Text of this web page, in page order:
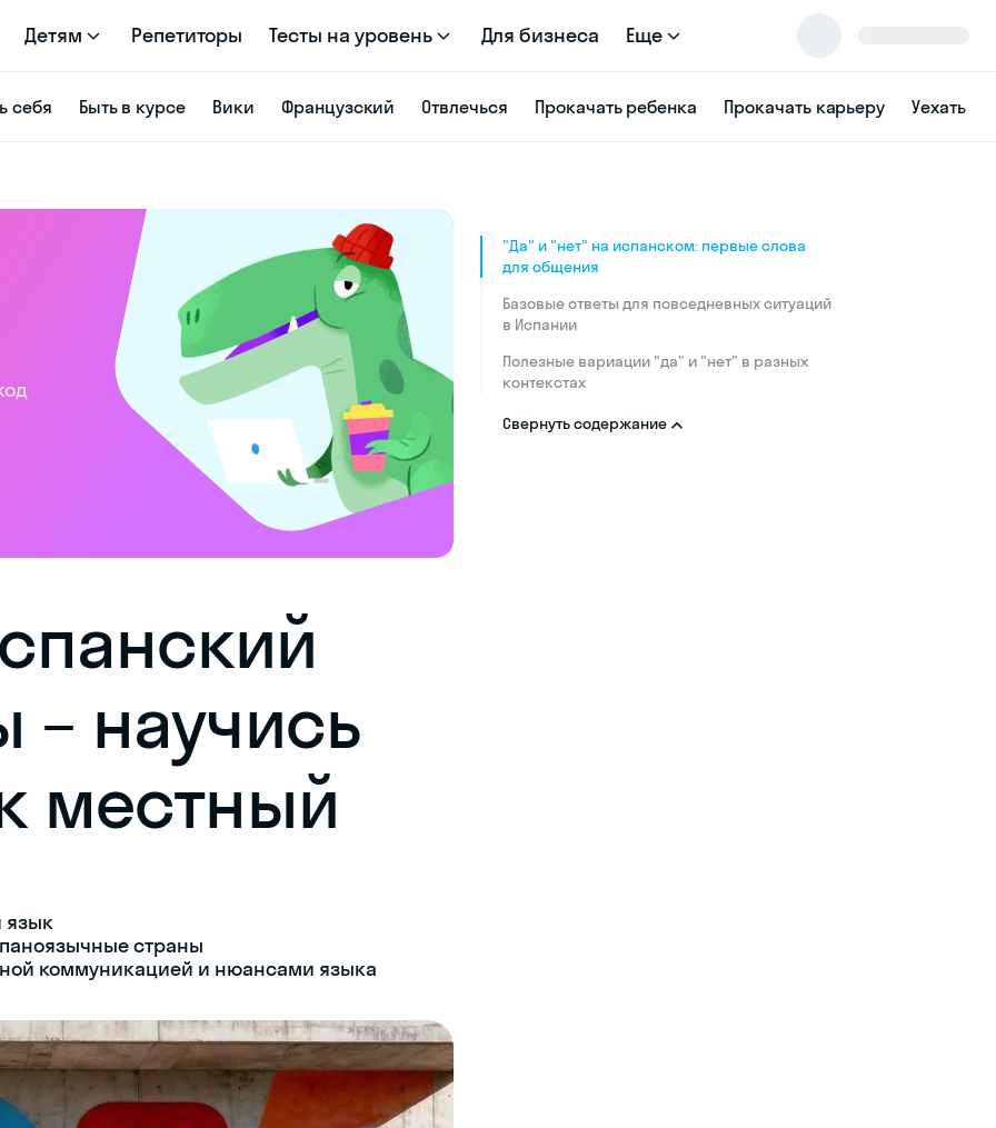
Детям Репетиторы Тесты на уровень Для бизнеса Еще
себя Быть в курсе Вики Французский Отвлечься Прокачать ребенка Прокачать карьеру Уехать
– научись
местный
язык
страны
коммуникацией и нюансами языка
"Да" и "нет" на испанском: первые слова
для общения
Базовые ответы для повседневных ситуаций
в Испании
Полезные вариации "да" и "нет" в разных
контекстах
Свернуть содержание